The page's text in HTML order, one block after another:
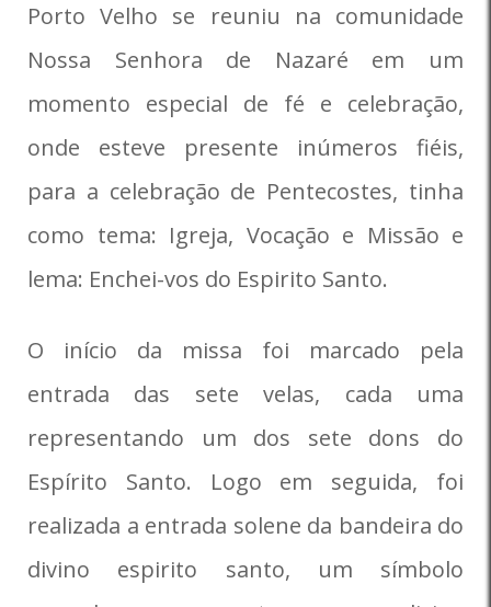
Porto Velho se reuniu na comunidade
Nossa Senhora de Nazaré em um
momento especial de fé e celebração,
onde esteve presente inúmeros fiéis,
para a celebração de Pentecostes, tinha
como tema: Igreja, Vocação e Missão e
lema: Enchei-vos do Espirito Santo.
O início da missa foi marcado pela
entrada das sete velas, cada uma
representando um dos sete dons do
Espírito Santo. Logo em seguida, foi
realizada a entrada solene da bandeira do
divino espirito santo, um símbolo